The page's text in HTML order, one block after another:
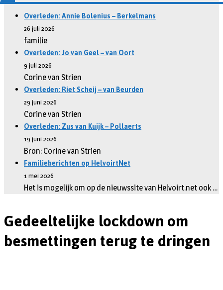
Overleden: Annie Bolenius – Berkelmans
26 juli 2026
familie
Overleden: Jo van Geel – van Oort
9 juli 2026
Corine van Strien
Overleden: Riet Scheij – van Beurden
29 juni 2026
Corine van Strien
Overleden: Zus van Kuijk – Pollaerts
19 juni 2026
Bron: Corine van Strien
Familieberichten op HelvoirtNet
1 mei 2026
Het is mogelijk om op de nieuwssite van Helvoirt.net ook …
Gedeeltelijke lockdown om
besmettingen terug te dringen